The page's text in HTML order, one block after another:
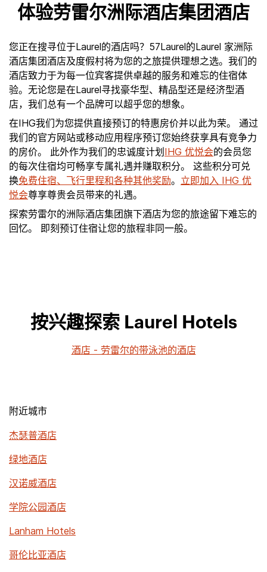
体验劳雷尔洲际酒店集团酒店
您正在搜寻位于Laurel的酒店吗？57Laurel的Laurel 家洲际
酒店集团酒店及度假村将为您的之旅提供理想之选。我们的
酒店致力于为每一位宾客提供卓越的服务和难忘的住宿体
验。无论您是在Laurel寻找豪华型、精品型还是经济型酒
店，我们总有一个品牌可以超乎您的想象。
在IHG我们为您提供直接预订的特惠房价并以此为荣。 通过
我们的官方网站或移动应用程序预订您始终获享具有竞争力
的房价。 此外作为我们的忠诚度计划 IHG 优悦会的会员您
的每次住宿均可畅享专属礼遇并赚取积分。 这些积分可兑
换免费住宿、飞行里程和各种其他奖励。 立即加入 IHG 优
悦会尊享尊贵会员带来的礼遇。
探索劳雷尔的洲际酒店集团旗下酒店为您的旅途留下难忘的
回忆。 即刻预订住宿让您的旅程非同一般。
按兴趣探索 Laurel Hotels
酒店 - 劳雷尔的带泳池的酒店
附近城市
杰瑟普酒店
绿地酒店
汉诺威酒店
学院公园酒店
Lanham Hotels
哥伦比亚酒店